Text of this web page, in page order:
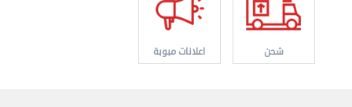
شحن اعلانات مبوبة